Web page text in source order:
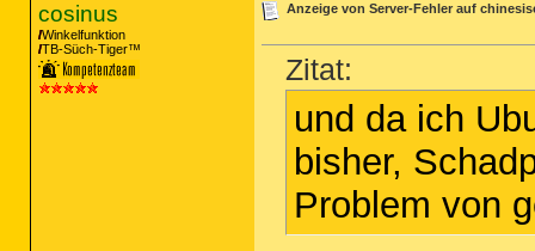
cosinus
Winkelfunktion
TB-Süch-Tiger™
Anzeige von Server-Fehler auf
Zitat:
und da ich
bisher,
Problem von